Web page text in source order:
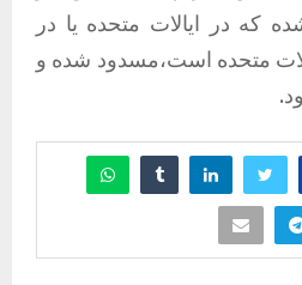
که در ایالات متحده یا در
متحده است،مسدود شده و